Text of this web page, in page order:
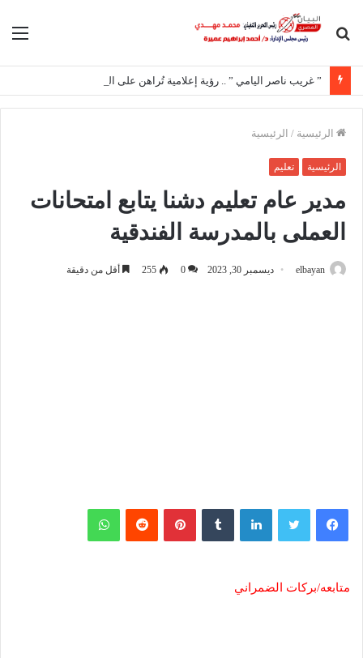
بحث
” غريب ناصر اليامي ” .. رؤية إعلامية تُراهن على المحتوى الهادف
الرئيسية / الرئيسية
الرئيسية تعليم
مدير عام تعليم دشنا يتابع امتحانات
العملى بالمدرسة الفندقية
elbayan ديسمبر 30, 2023 0
255 أقل من دقيقة
فيسبوك لينكدإن بينتيريست
متابعه/بركات الضمراني